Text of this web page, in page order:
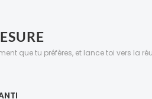
que tu préfères, et lance toi vers la